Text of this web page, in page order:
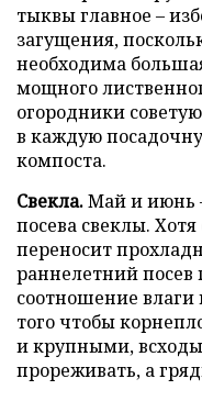
тыквы главное –
загущения,
необходима
мощного
огородники
в каждую
компоста.
Свекла.Май и июнь
посева свеклы.
переносит
раннелетний посев
соотношение влаги
того чтобы
и крупными,
прореживать, а